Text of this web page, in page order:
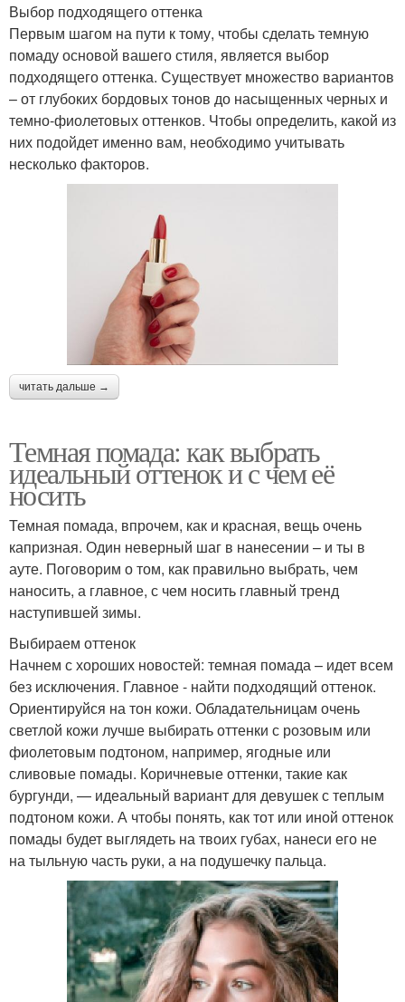
Выбор подходящего оттенка
Первым шагом на пути к тому, чтобы сделать темную
помаду основой вашего стиля, является выбор
подходящего оттенка. Существует множество вариантов
– от глубоких бордовых тонов до насыщенных черных и
темно-фиолетовых оттенков. Чтобы определить, какой из
них подойдет именно вам, необходимо учитывать
несколько факторов.
читать дальше →
Темная помада: как выбрать
идеальный оттенок и с чем её
носить
Темная помада, впрочем, как и красная, вещь очень
капризная. Один неверный шаг в нанесении – и ты в
ауте. Поговорим о том, как правильно выбрать, чем
наносить, а главное, с чем носить главный тренд
наступившей зимы.
Выбираем оттенок
Начнем с хороших новостей: темная помада – идет всем
без исключения. Главное - найти подходящий оттенок.
Ориентируйся на тон кожи. Обладательницам очень
светлой кожи лучше выбирать оттенки с розовым или
фиолетовым подтоном, например, ягодные или
сливовые помады. Коричневые оттенки, такие как
бургунди, — идеальный вариант для девушек с теплым
подтоном кожи. А чтобы понять, как тот или иной оттенок
помады будет выглядеть на твоих губах, нанеси его не
на тыльную часть руки, а на подушечку пальца.